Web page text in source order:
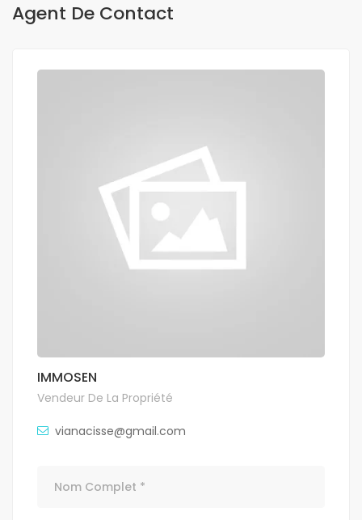
Agent De Contact
IMMOSEN
Vendeur De La Propriété
vianacisse@gmail.com